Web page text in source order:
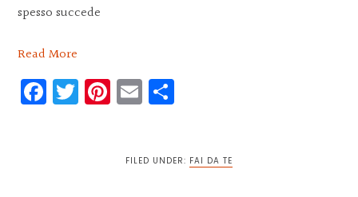
spesso succede
Read More
Facebook
Twitter
Pinterest
Email
FILED UNDER: FAI DA TE